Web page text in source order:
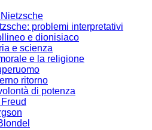
problemi interpretativi
e dionisiaco
e scienza
e la religione
ritorno
di potenza